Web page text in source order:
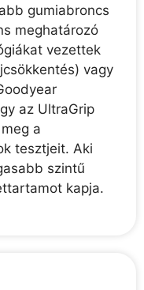
gumiabroncs
meghatározó
vezettek
vagy
az UltraGrip
a
tesztjeit. Aki
szintű
kapja.